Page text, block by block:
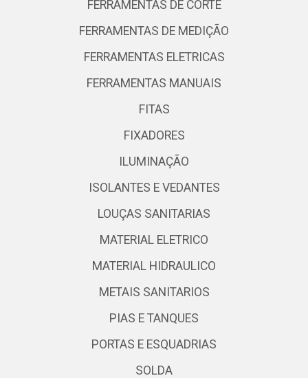
FERRAMENTAS DE CORTE
FERRAMENTAS DE MEDIÇÃO
FERRAMENTAS ELETRICAS
FERRAMENTAS MANUAIS
FITAS
FIXADORES
ILUMINAÇÃO
ISOLANTES E VEDANTES
LOUÇAS SANITARIAS
MATERIAL ELETRICO
MATERIAL HIDRAULICO
METAIS SANITARIOS
PIAS E TANQUES
PORTAS E ESQUADRIAS
SOLDA